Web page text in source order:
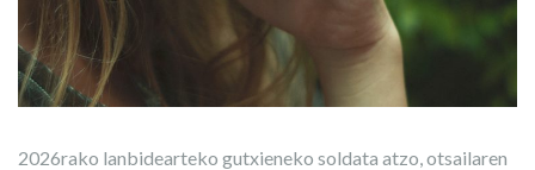
2026rako lanbidearteko gutxieneko soldata atzo, otsailaren